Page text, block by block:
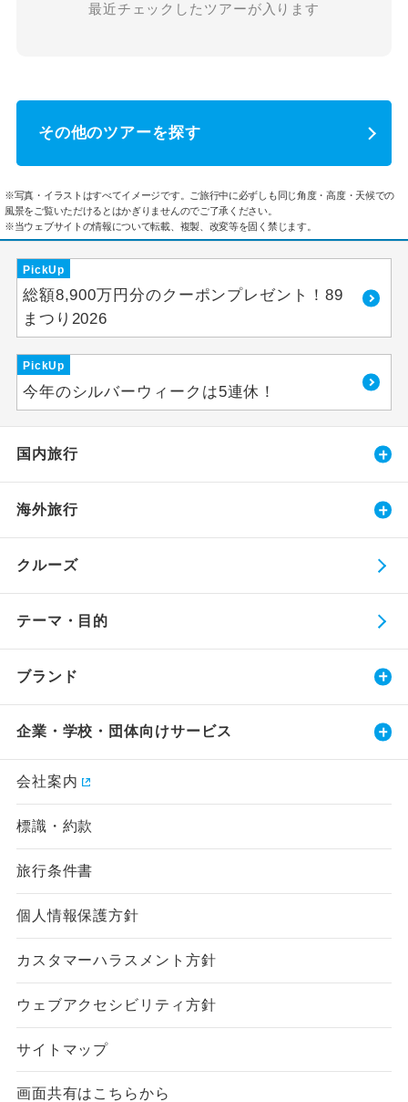
最近チェックしたツアーが入ります
その他のツアーを探す
※写真・イラストはすべてイメージです。ご旅行中に必ずしも同じ角度・高度・天候での
風景をご覧いただけるとはかぎりませんのでご了承ください。
※当ウェブサイトの情報について転載、複製、改変等を固く禁じます。
PickUp
総額8,900万円分のクーポンプレゼント！89
まつり2026
PickUp
今年のシルバーウィークは5連休！
国内旅行
海外旅行
クルーズ
テーマ・目的
ブランド
企業・学校・団体向けサービス
会社案内
標識・約款
旅行条件書
個人情報保護方針
カスタマーハラスメント方針
ウェブアクセシビリティ方針
サイトマップ
画面共有はこちらから